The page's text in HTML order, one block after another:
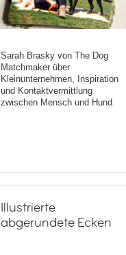
Sarah Brasky von The Dog
Matchmaker über
Kleinunternehmen, Inspiration
und Kontaktvermittlung
zwischen Mensch und Hund.
Illustrierte
abgerundete Ecken